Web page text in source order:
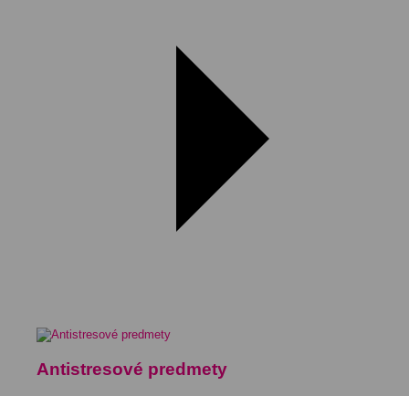
Antistresové predmety